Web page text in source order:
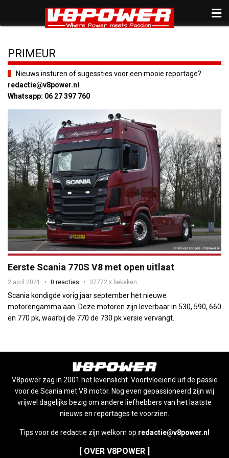
PRIMEUR
Nieuws insturen of sugessties voor een mooie reportage?
redactie@v8power.nl
Whatsapp: 06 27 397 760
Eerste Scania 770S V8 met open uitlaat
2 april 2021 0 reacties 37772 x bekeken
Scania kondigde vorig jaar september het nieuwe
motorengamma aan. Deze motoren zijn leverbaar in 530, 590, 660
en 770 pk, waarbij de 770 de 730 pk versie vervangt.
V8power zag in 2001 het levenslicht. Voortvloeiend uit de passie
voor de Scania met V8 motor. Nog even gepassioneerd zijn wij
vrijwel dagelijks bezig om andere liefhebbers van het laatste
nieuws en reportages te voorzien.
Tips voor de redactie zijn welkom op redactie@v8power.nl
[ OVER V8POWER ]